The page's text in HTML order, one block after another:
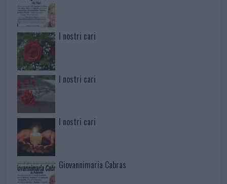
I nostri cari
I nostri cari
I nostri cari
Giovannimaria Cabras